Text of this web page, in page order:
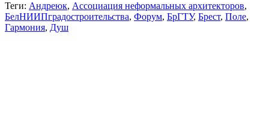
Теги: Андреюк, Ассоциация неформальных архитекторов,
БелНИИПградостроительства, Форум, БрГТУ, Брест, Поле,
Гармония, Душ